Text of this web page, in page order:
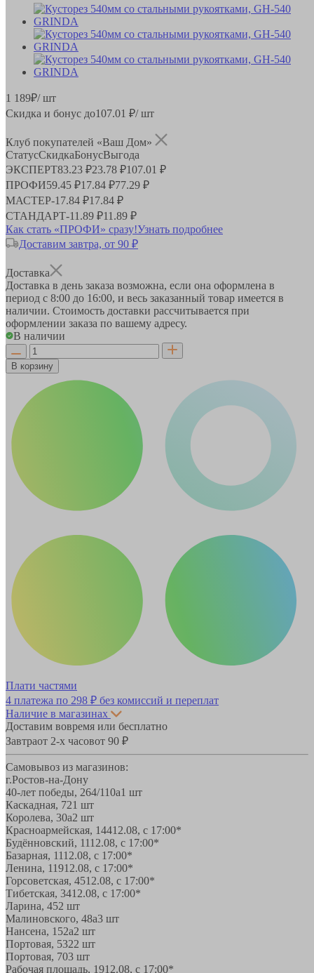
1 189₽/ шт
Скидка и бонус до107.01 ₽/ шт
Клуб покупателей «Ваш Дом»
СтатусСкидкаБонусВыгода
ЭКСПЕРТ83.23 ₽23.78 ₽107.01 ₽
ПРОФИ59.45 ₽17.84 ₽77.29 ₽
МАСТЕР-17.84 ₽17.84 ₽
СТАНДАРТ-11.89 ₽11.89 ₽
Как стать «ПРОФИ» сразу!Узнать подробнее
Доставим завтра, от 90 ₽
Доставка
Доставка в день заказа возможна, если она оформлена в
период с 8:00 до 16:00, и весь заказанный товар имеется в
наличии. Стоимость доставки рассчитывается при
оформлении заказа по вашему адресу.
В наличии
В корзину
Плати частями
4 платежа по 298 ₽ без комиссий и переплат
Наличие в магазинах
Доставим вовремя или бесплатно
Завтраот 2-х часовот 90 ₽
Самовывоз из магазинов:
г.Ростов-на-Дону
40-лет победы, 264/110а1 шт
Каскадная, 721 шт
Королева, 30а2 шт
Красноармейская, 14412.08, с 17:00*
Будённовский, 1112.08, с 17:00*
Базарная, 1112.08, с 17:00*
Ленина, 11912.08, с 17:00*
Горсоветская, 4512.08, с 17:00*
Тибетская, 3412.08, с 17:00*
Ларина, 452 шт
Малиновского, 48а3 шт
Нансена, 152а2 шт
Портовая, 5322 шт
Портовая, 703 шт
Рабочая площадь, 1912.08, с 17:00*